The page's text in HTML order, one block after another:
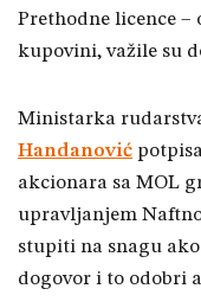
Prethodne licence –
kupovini, važile su
Ministarka
Handanović
akcionara sa MOL
upravljanjem
stupiti na snagu
dogovor i to odobri